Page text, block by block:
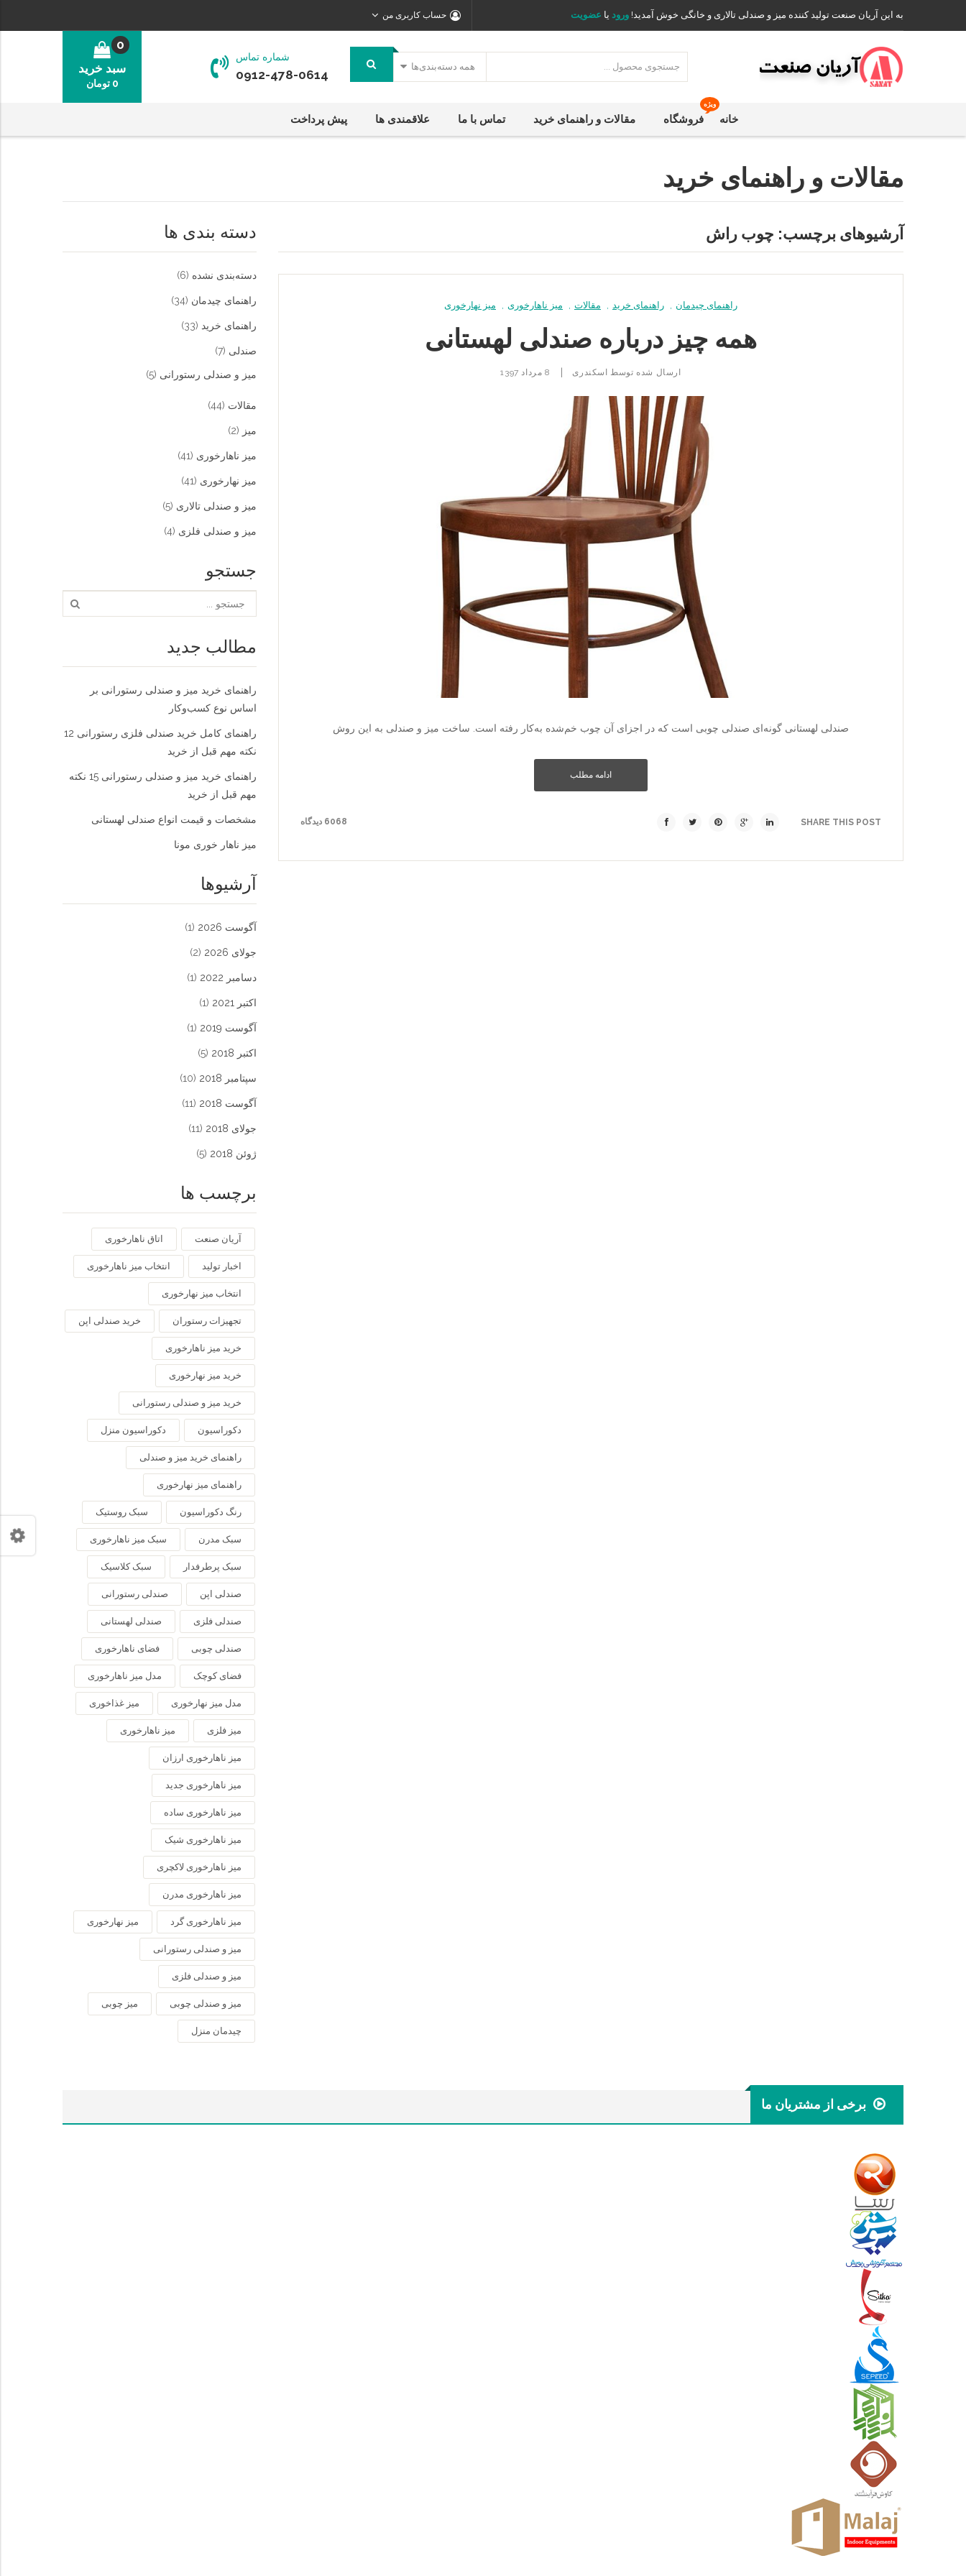
به این آریان صنعت تولید کننده میز و صندلی تالاری و خانگی خوش آمدید! ورود یا عضویت حساب کاربری من
همه دسته‌بندی‌ها
شماره تماس
0912-478-0614 سبد خرید
0
0 تومان
خانه فروشگاه
ویژه
مقالات و راهنمای خرید تماس با ما علاقمندی ها پیش پرداخت
مقالات و راهنمای خرید
دسته بندی ها
دسته‌بندی نشده (6)
راهنمای چیدمان (34)
راهنمای خرید (33)
صندلی (7)
میز و صندلی رستورانی (5)
مقالات (44)
میز (2)
میز ناهارخوری (41)
میز نهارخوری (41)
میز و صندلی تالاری (5)
میز و صندلی فلزی (4)
جستجو
مطالب جدید
راهنمای خرید میز و صندلی رستورانی بر
اساس نوع کسب‌و‌کار
راهنمای کامل خرید صندلی فلزی رستورانی 12
نکته مهم قبل از خرید
راهنمای خرید میز و صندلی رستورانی 15 نکته
مهم قبل از خرید
مشخصات و قیمت انواع صندلی لهستانی
میز ناهار خوری مونا
آرشیوها
آگوست 2026 (1)
جولای 2026 (2)
دسامبر 2022 (1)
اکتبر 2021 (1)
آگوست 2019 (1)
اکتبر 2018 (5)
سپتامبر 2018 (10)
آگوست 2018 (11)
جولای 2018 (11)
ژوئن 2018 (5)
برچسب ها
آریان صنعت اتاق ناهارخوری
اخبار تولید انتخاب میز ناهارخوری
انتخاب میز نهارخوری
تجهیزات رستوران خرید صندلی اپن
خرید میز ناهارخوری
خرید میز نهارخوری
خرید میز و صندلی رستورانی
دکوراسیون دکوراسیون منزل
راهنمای خرید میز و صندلی
راهنمای میز نهارخوری
رنگ دکوراسیون سبک روستیک
سبک مدرن سبک میز ناهارخوری
سبک پرطرفدار سبک کلاسیک
صندلی اپن صندلی رستورانی
صندلی فلزی صندلی لهستانی
صندلی چوبی فضای ناهارخوری
فضای کوچک مدل میز ناهارخوری
مدل میز نهارخوری میز غذاخوری
میز فلزی میز ناهارخوری
میز ناهارخوری ارزان
میز ناهارخوری جدید
میز ناهارخوری ساده
میز ناهارخوری شیک
میز ناهارخوری لاکچری
میز ناهارخوری مدرن
میز ناهارخوری گرد میز نهارخوری
میز و صندلی رستورانی
میز و صندلی فلزی
میز و صندلی چوبی میز چوبی
چیدمان منزل
آرشیوهای برچسب: چوب راش
راهنمای چیدمان راهنمای خرید مقالات میز ناهارخوری میز نهارخوری
همه چیز درباره صندلی لهستانی
ارسال شده توسط اسکندری 8 مرداد 1397
صندلی لهستانی گونه‌ای صندلی چوبی است که در اجزای آن چوب خم‌شده به‌کار رفته است. ساخت میز و صندلی به این روش
ادامه مطلب
SHARE THIS POST 6068 دیدگاه
برخی از مشتریان ما